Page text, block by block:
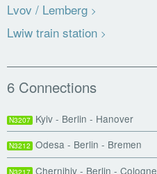
Lvov / Lemberg
Lwiw train station
6 Connections
N3207 Kyiv - Berlin - Hanover
N3212 Odesa - Berlin - Bremen
N3217 Chernihiv - Berlin - Cologne